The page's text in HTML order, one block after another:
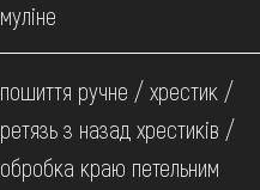
муліне
пошиття ручне / хрестик /
ретязь з назад хрестиків /
обробка краю петельним